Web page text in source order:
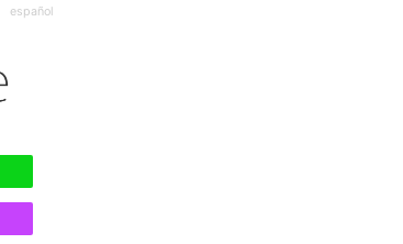
español